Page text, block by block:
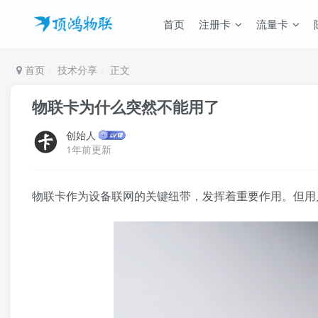
首页 注册卡 流量卡
首页 技术分享 正文
物联卡为什么突然不能用了
创始人
1年前更新
物联卡作为设备联网的关键纽带，发挥着重要作用。但